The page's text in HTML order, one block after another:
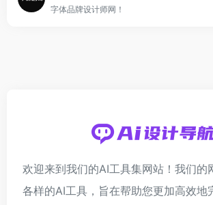
字体品牌设计师网！
欢迎来到我们的AI工具集网站！我们的
各样的AI工具，旨在帮助您更加高效地